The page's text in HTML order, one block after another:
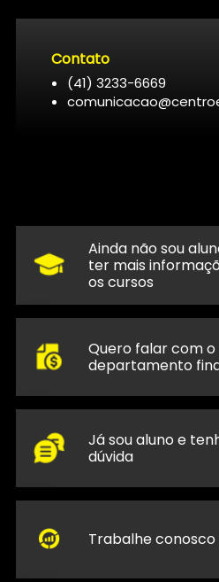
Contato
(41) 3233-6669
Ainda não sou
ter mais
os cursos
Quero falar com o
departamento
Já sou aluno e
dúvida
Trabalhe conosco